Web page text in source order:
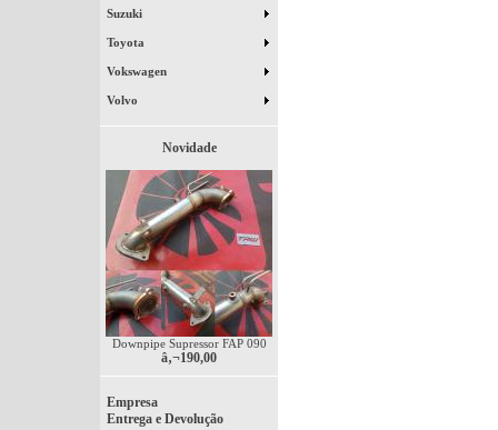
Suzuki
Toyota
Vokswagen
Volvo
Novidade
Downpipe Supressor FAP 090
â‚¬190,00
Empresa
Entrega e Devolução